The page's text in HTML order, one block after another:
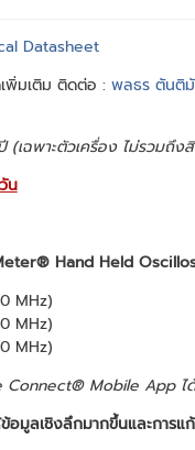
Datasheet
พิ่มเติม ติดต่อ : พลธร ตันติ
(เฉพาะตัวเครื่อง ไม่รวมถึ
น
Hand Held
MHz)
MHz)
MHz)
Connect® Mobile App ได้
อมูลเชิงลึกมากขึ้นและการ